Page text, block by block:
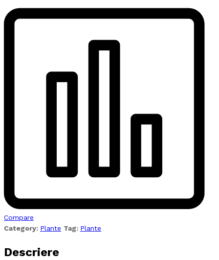
Compare
Category: Plante Tag: Plante
Descriere